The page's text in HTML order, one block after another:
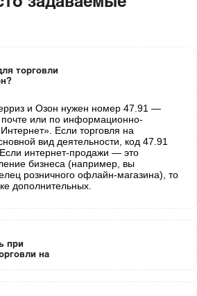
торговли
и Озон нужен номер 47.91 —
почте или по информационно-
Если торговля на
вид деятельности, код 47.91
интернет-продажи — это
бизнеса (например, вы
розничного офлайн-магазина), то
дополнительных.
при
на